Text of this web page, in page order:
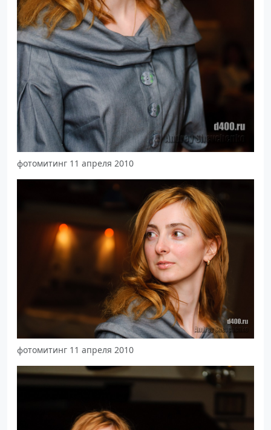
фотомитинг 11 апреля 2010
фотомитинг 11 апреля 2010